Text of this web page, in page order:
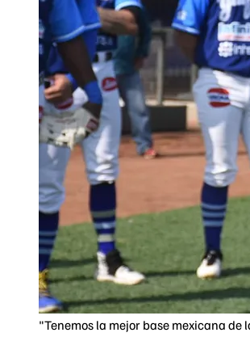
"Tenemos la mejor base mexicana de